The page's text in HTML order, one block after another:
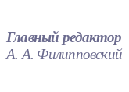
Главный редактор
А. А. Филипповский